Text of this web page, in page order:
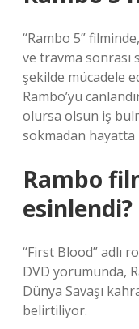
“Rambo 5”
ve travma
şekilde mücadele
Rambo’yu
olursa olsun iş
sokmadan hayatta
Rambo
esinlendi?
“First Blood” adlı
DVD yorumunda,
Dünya Savaşı
belirtiliyor.